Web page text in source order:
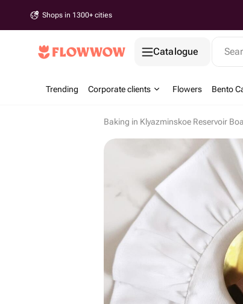
Shops in 1300+ cities
Catalogue
Trending Corporate clients Flowers Bento
Baking in Klyazminskoe Reservoir